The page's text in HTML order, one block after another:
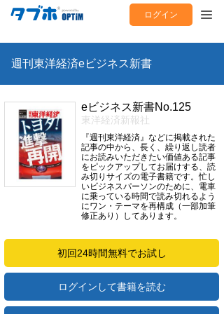
ログイン
週刊東洋経済eビジネス新書
eビジネス新書No.125
東洋経済新報社
『週刊東洋経済』などに掲載された
記事の中から、長く、繰り返し読者
にお読みいただきたい価値ある記事
をピックアップしてお届けする、読
み切りサイズの電子書籍です。忙し
いビジネスパーソンのために、電車
に乗っている時間で読み切れるよう
にワン・テーマを再構成（一部加筆
修正あり）してあります。
初回24時間無料でお試し
ログインして書籍を読む